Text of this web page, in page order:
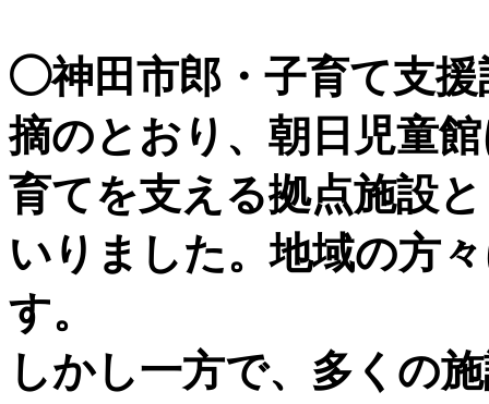
◯神田市郎・子育て支
摘のとおり、朝日児童
育てを支える拠点施設
いりました。地域の方
す。
しかし一方で、多くの